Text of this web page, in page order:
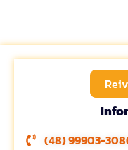
(48) 99903-